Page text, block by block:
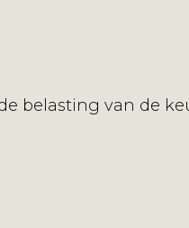
belasting van de